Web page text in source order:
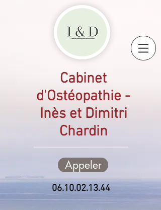
Cabinet
d'Ostéopathie -
Inès et Dimitri
Chardin
Appeler
06.10.02.13.44